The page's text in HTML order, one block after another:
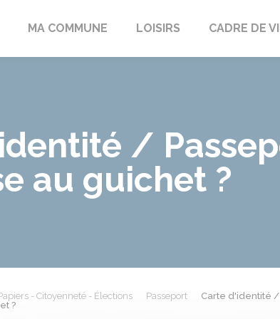
MA COMMUNE LOISIRS CADRE DE
/
au guichet ?
- Citoyenneté - Élections Passeport
Carte d'identité /
?